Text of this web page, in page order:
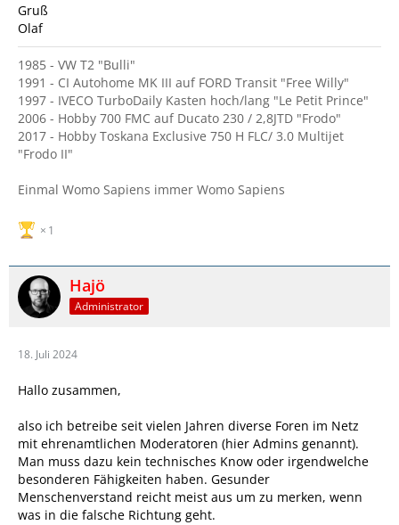
Gruß
Olaf
1985 - VW T2 "Bulli"
1991 - CI Autohome MK III auf FORD Transit "Free Willy"
1997 - IVECO TurboDaily Kasten hoch/lang "Le Petit Prince"
2006 - Hobby 700 FMC auf Ducato 230 / 2,8JTD "Frodo"
2017 - Hobby Toskana Exclusive 750 H FLC/ 3.0 Multijet
"Frodo II"
Einmal Womo Sapiens immer Womo Sapiens
1
Hajö
Administrator
18. Juli 2024
Hallo zusammen,
also ich betreibe seit vielen Jahren diverse Foren im Netz
mit ehrenamtlichen Moderatoren (hier Admins genannt).
Man muss dazu kein technisches Know oder irgendwelche
besonderen Fähigkeiten haben. Gesunder
Menschenverstand reicht meist aus um zu merken, wenn
was in die falsche Richtung geht.